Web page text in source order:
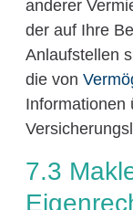
anderer
der auf Ihre
Anlaufstellen
die von
Informationen
7.3